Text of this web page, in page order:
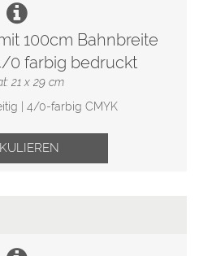
100cm Bahnbreite
0 farbig bedruckt
21 x 29 cm
| 4/0-farbig CMYK